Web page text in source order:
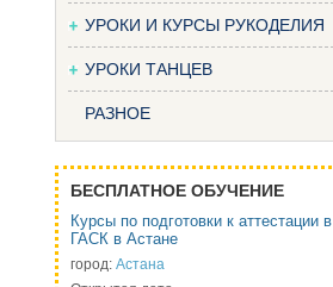
УРОКИ И КУРСЫ РУКОДЕЛИЯ
УРОКИ ТАНЦЕВ
РАЗНОЕ
БЕСПЛАТНОЕ ОБУЧЕНИЕ
Курсы по подготовки к аттестации в
ГАСК в Астане
город: Астана